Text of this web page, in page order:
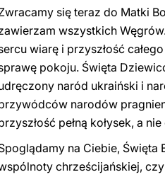
się teraz do Matki
wszystkich
wiarę i przyszłość
pokoju. Święta
naród ukraiński i
narodów
pełną kołysek, a
na Ciebie,
chrześcijańskiej,